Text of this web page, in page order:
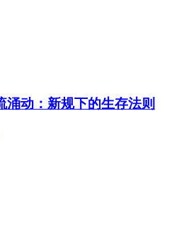
涌动：新规下的生存法则